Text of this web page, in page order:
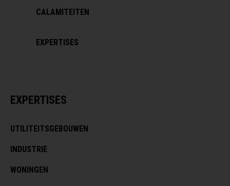
CALAMITEITEN
EXPERTISES
EXPERTISES
UTILITEITSGEBOUWEN
INDUSTRIE
WONINGEN